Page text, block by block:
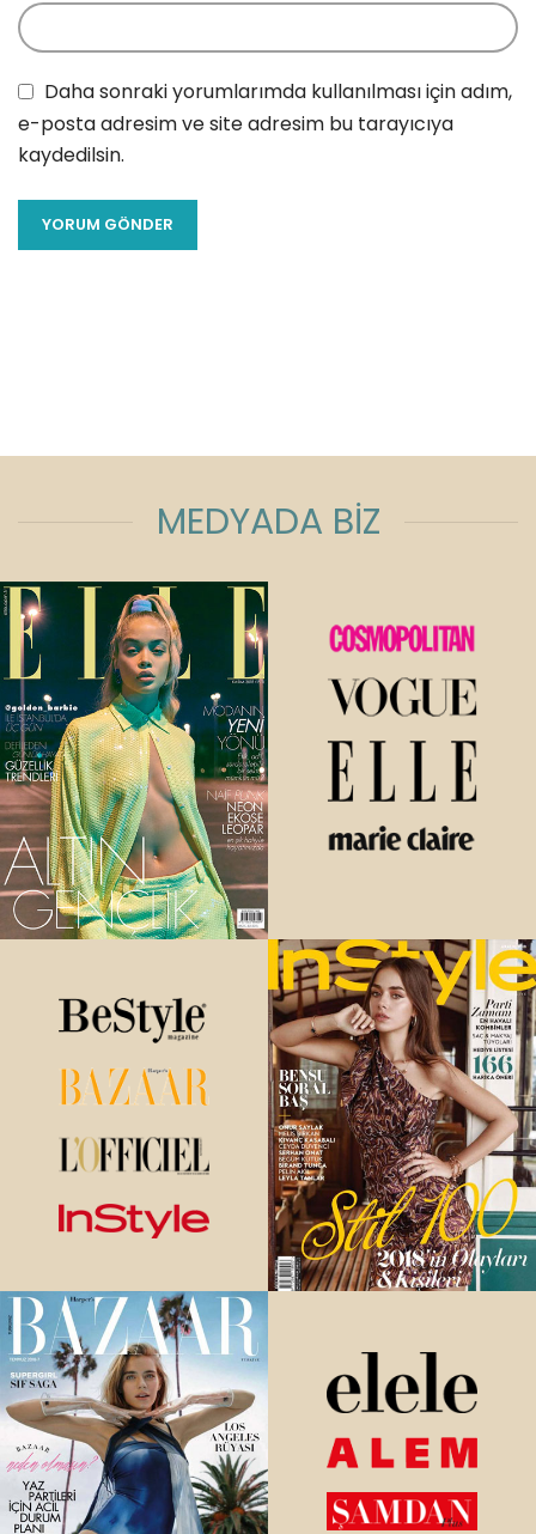
Daha sonraki yorumlarımda kullanılması için adım,
e-posta adresim ve site adresim bu tarayıcıya
kaydedilsin.
MEDYADA BİZ